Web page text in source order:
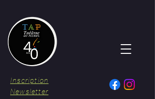
Inscription
Newsletter